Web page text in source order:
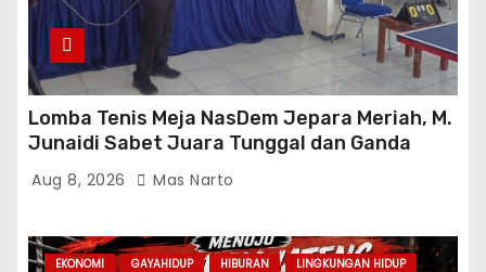
Lomba Tenis Meja NasDem Jepara Meriah, M.
Junaidi Sabet Juara Tunggal dan Ganda
Aug 8, 2026 Mas Narto
EKONOMI GAYAHIDUP HIBURAN
LINGKUNGAN HIDUP